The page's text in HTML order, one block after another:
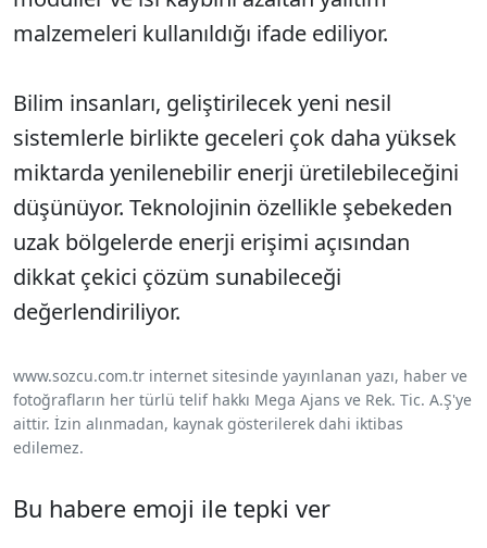
malzemeleri kullanıldığı ifade ediliyor.
Bilim insanları, geliştirilecek yeni nesil
sistemlerle birlikte geceleri çok daha yüksek
miktarda yenilenebilir enerji üretilebileceğini
düşünüyor. Teknolojinin özellikle şebekeden
uzak bölgelerde enerji erişimi açısından
dikkat çekici çözüm sunabileceği
değerlendiriliyor.
www.sozcu.com.tr internet sitesinde yayınlanan yazı, haber ve
fotoğrafların her türlü telif hakkı Mega Ajans ve Rek. Tic. A.Ş'ye
aittir. İzin alınmadan, kaynak gösterilerek dahi iktibas
edilemez.
Bu habere emoji ile tepki ver